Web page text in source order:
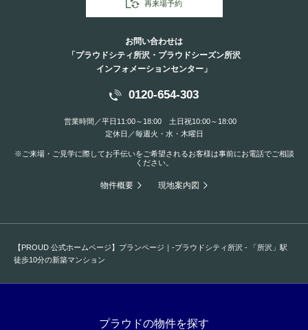
【PROUD 公式ホームページ】プランページ｜-プラウドシティ所沢 - 「所沢」駅
徒歩10分の新築マンション
再来場予約
お問い合わせは
「プラウドシティ所沢・プラウドシーズン所沢
インフォメーションセンター」
0120-654-303
営業時間／平日11:00～18:00 土日祝10:00～18:00
定休日／毎週火・水・木曜日
※ご来場・ご見学に際してお手伝いをご希望されるお客様は事前にお電話でご相談
ください。
物件概要 現地案内図
プラウドの物件を探す